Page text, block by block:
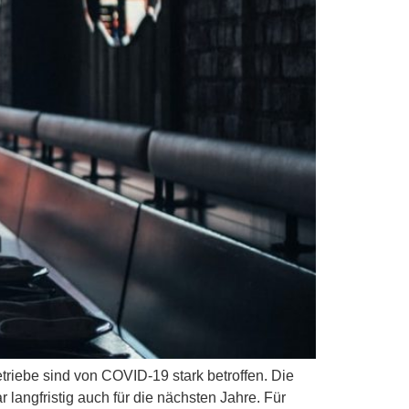
sind von COVID-19 stark betroffen. Die
langfristig auch für die nächsten Jahre. Für